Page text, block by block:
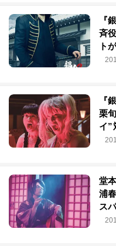
『
斉
ト
『
栗
イ
堂
浦
ス